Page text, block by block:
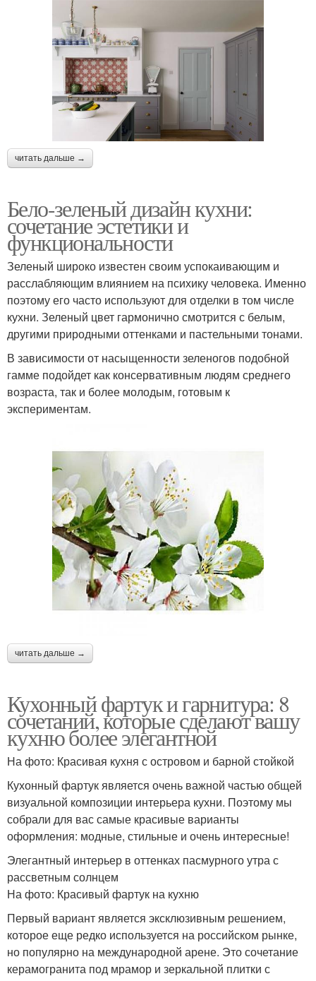
читать дальше →
Бело-зеленый дизайн кухни:
сочетание эстетики и
функциональности
Зеленый широко известен своим успокаивающим и
расслабляющим влиянием на психику человека. Именно
поэтому его часто используют для отделки в том числе
кухни. Зеленый цвет гармонично смотрится с белым,
другими природными оттенками и пастельными тонами.
В зависимости от насыщенности зеленогов подобной
гамме подойдет как консервативным людям среднего
возраста, так и более молодым, готовым к
экспериментам.
читать дальше →
Кухонный фартук и гарнитура: 8
сочетаний, которые сделают вашу
кухню более элегантной
На фото: Красивая кухня с островом и барной стойкой
Кухонный фартук является очень важной частью общей
визуальной композиции интерьера кухни. Поэтому мы
собрали для вас самые красивые варианты
оформления: модные, стильные и очень интересные!
Элегантный интерьер в оттенках пасмурного утра с
рассветным солнцем
На фото: Красивый фартук на кухню
Первый вариант является эксклюзивным решением,
которое еще редко используется на российском рынке,
но популярно на международной арене. Это сочетание
керамогранита под мрамор и зеркальной плитки с